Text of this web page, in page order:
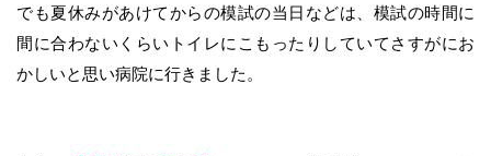
でも夏休みがあけてからの模試の当日などは、模試の時間に
間に合わないくらいトイレにこもったりしていてさすがにお
かしいと思い病院に行きました。